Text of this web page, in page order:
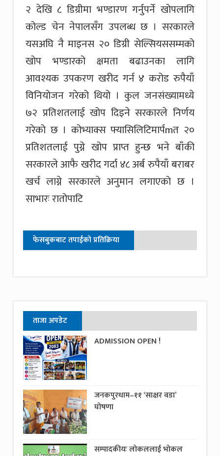
२ देखि ८ डिग्रीमा भण्डारण गर्नुपर्ने खोपलागि
कोल्ड चेन नेपालसँग उपलब्ध छ । सरकारले
यसअघि नै माइनस २० डिग्री सेल्सियससम्मको
खोप भण्डारको क्षमता बढाउनका लागि
आवश्यक उपकरण खरीद गर्न ४ करोड रुपैयाँ
विनियोजन गरेको थियो । कुल जनसंख्यामध्ये
७२ प्रतिशतलाई खोप दिइने सरकारले निर्णय
गरेको छ । कोभ्याक्स फ्यासिलिटिमार्पmत २०
प्रतिशतलाई पुग्ने खोप प्राप्त हुन्छ भने बाँकी
सरकारले आफै खरीद गर्दा ४८ अर्ब रुपैयाँ बराबर
खर्च लाग्ने सरकारले अनुमान लगाएको छ ।
साभारः रातोपाटि
फेसबुकबाट तपाईको प्रतिक्रिया
ताजा अपडेट
ADMISSION OPEN !
जनकपुरधाम–११ ‘साक्षर वडा’
घोषणा
सम्पादकीयः लोकललाई भोकल